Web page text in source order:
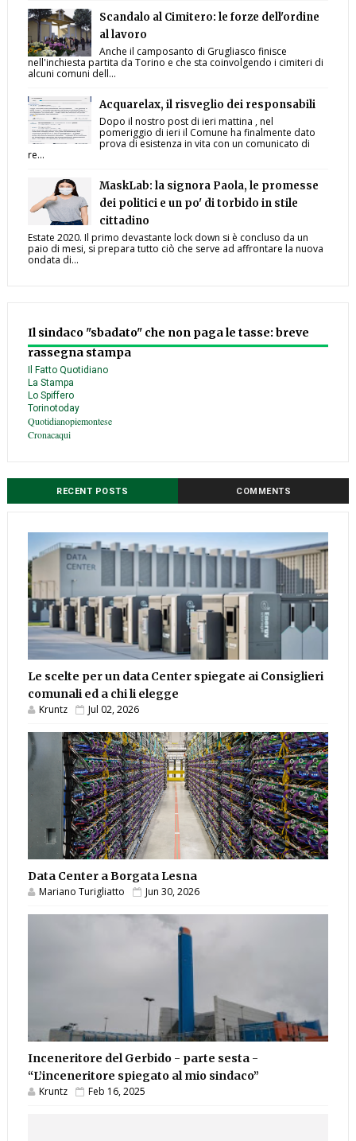
Scandalo al Cimitero: le forze dell'ordine
al lavoro
Anche il camposanto di Grugliasco finisce
nell'inchiesta partita da Torino e che sta coinvolgendo i cimiteri di
alcuni comuni dell...
Acquarelax, il risveglio dei responsabili
Dopo il nostro post di ieri mattina , nel
pomeriggio di ieri il Comune ha finalmente dato
prova di esistenza in vita con un comunicato di
re...
MaskLab: la signora Paola, le promesse
dei politici e un po' di torbido in stile
cittadino
Estate 2020. Il primo devastante lock down si è concluso da un
paio di mesi, si prepara tutto ciò che serve ad affrontare la nuova
ondata di...
Il sindaco "sbadato" che non paga le tasse: breve
rassegna stampa
Il Fatto Quotidiano
La Stampa
Lo Spiffero
Torinotoday
Quotidianopiemontese
Cronacaqui
RECENT POSTS COMMENTS
Le scelte per un data Center spiegate ai Consiglieri
comunali ed a chi li elegge
Kruntz Jul 02, 2026
Data Center a Borgata Lesna
Mariano Turigliatto Jun 30, 2026
Inceneritore del Gerbido - parte sesta -
“L’inceneritore spiegato al mio sindaco”
Kruntz Feb 16, 2025